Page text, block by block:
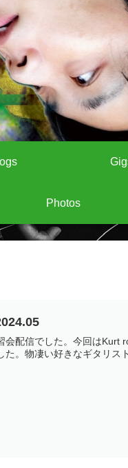
Photos
会配信でした。今回はKurt
た。物凄い好きなギタリス